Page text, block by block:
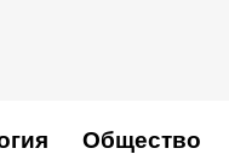
Общество